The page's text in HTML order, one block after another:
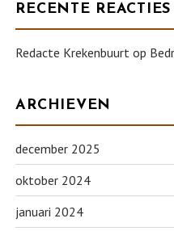
RECENTE REACTIES
Redacte Krekenbuurt op
ARCHIEVEN
december 2025
oktober 2024
januari 2024